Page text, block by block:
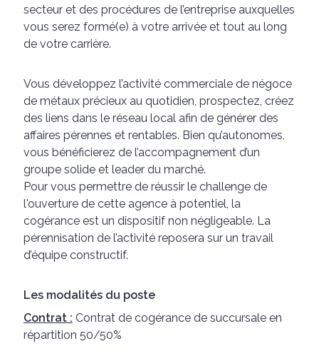
secteur et des procédures de l’entreprise auxquelles
vous serez formé(e) à votre arrivée et tout au long
de votre carrière.
Vous développez l’activité commerciale de négoce
de métaux précieux au quotidien, prospectez, créez
des liens dans le réseau local afin de générer des
affaires pérennes et rentables. Bien qu’autonomes,
vous bénéficierez de l’accompagnement d’un
groupe solide et leader du marché.
Pour vous permettre de réussir le challenge de
l'ouverture de cette agence à potentiel, la
cogérance est un dispositif non négligeable. La
pérennisation de l’activité reposera sur un travail
d’équipe constructif.
Les modalités du poste
Contrat : Contrat de cogérance de succursale en
répartition 50/50%